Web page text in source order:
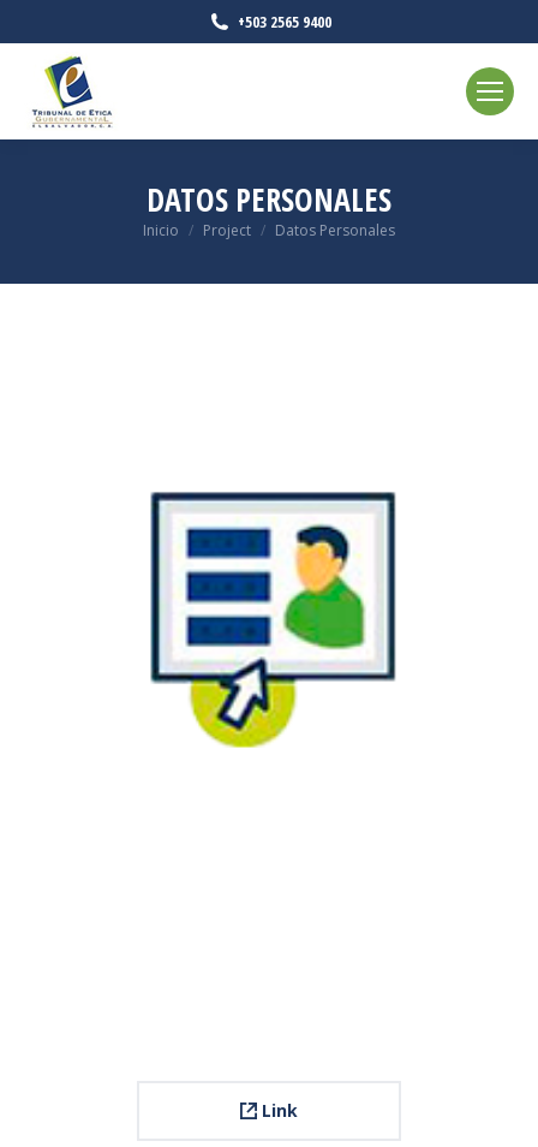
+503 2565 9400
DATOS PERSONALES
Estás aquí:
Inicio Project Datos Personales
Link